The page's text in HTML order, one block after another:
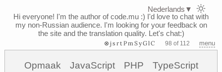
Hi everyone! I'm the author of code.mu :) I'd love to chat with
my non-Russian audience. I'm looking for your feedback on
the site and the translation quality. Let's chat:)
⊗jsrtPmSyGlC 98 of 112 menu
Opmaak JavaScript PHP
TypeScript
Nederlands ▼